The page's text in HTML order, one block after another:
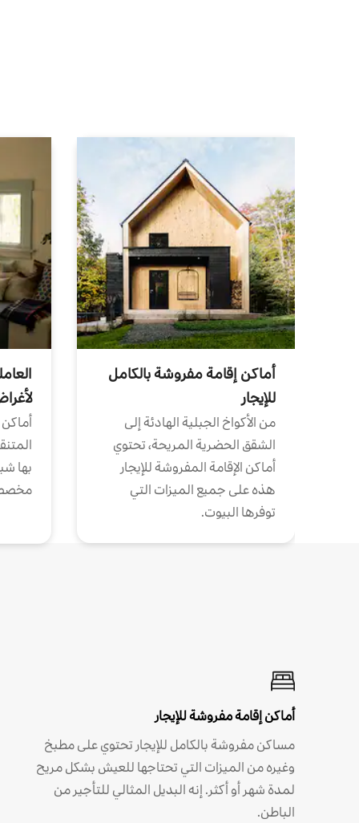
أماكن إقامة مفروشة بالكامل
للإيجار
من الأكواخ الجبلية الهادئة إلى
الشقق الحضرية المريحة، تحتوي
أماكن الإقامة المفروشة للإيجار
هذه على جميع الميزات التي
توفرها البيوت.
بها
أماكن إقامة مفروشة للإيجار
مساكن مفروشة بالكامل للإيجار تحتوي على مطبخ
وغيره من الميزات التي تحتاجها للعيش بشكل مريح
لمدة شهر أو أكثر. إنه البديل المثالي للتأجير من
الباطن.